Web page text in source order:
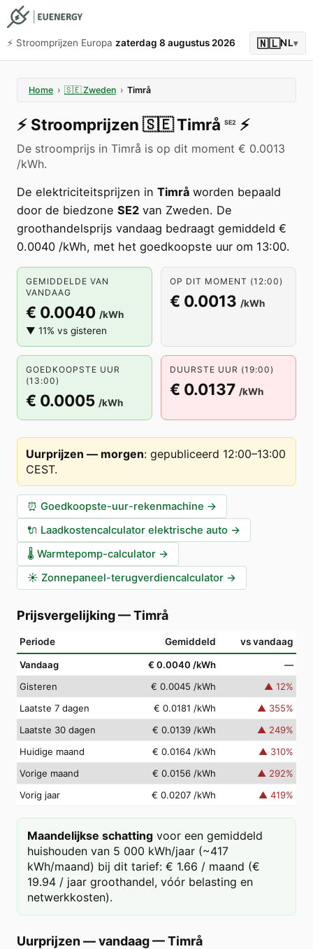
⚡️ Stroomprijzen Europa zaterdag 8 augustus 2026 🇳🇱NL▾
Home › 🇸🇪 Zweden › Timrå
⚡️ Stroomprijzen 🇸🇪Timrå SE2 ⚡️
De stroomprijs in Timrå is op dit moment € 0.0013
/kWh.
De elektriciteitsprijzen in Timrå worden bepaald
door de biedzone SE2 van Zweden. De
groothandelsprijs vandaag bedraagt gemiddeld €
0.0040 /kWh, met het goedkoopste uur om 13:00.
GEMIDDELDE VAN
VANDAAG
€ 0.0040 /kWh
▼ 11% vs gisteren
OP DIT MOMENT (12:00)
€ 0.0013 /kWh
GOEDKOOPSTE UUR
(13:00)
€ 0.0005 /kWh
DUURSTE UUR (19:00)
€ 0.0137 /kWh
Uurprijzen — morgen: gepubliceerd 12:00–13:00
CEST.
⏰ Goedkoopste-uur-rekenmachine →
🔌 Laadkostencalculator elektrische auto →
🌡️ Warmtepomp-calculator →
☀️ Zonnepaneel-terugverdiencalculator →
Prijsvergelijking—Timrå
Periode Gemiddeld vs vandaag
Vandaag € 0.0040 /kWh
—
Gisteren
€ 0.0045 /kWh ▲ 12%
Laatste 7 dagen
€ 0.0181 /kWh ▲ 355%
Laatste 30 dagen
€ 0.0139 /kWh ▲ 249%
Huidige maand
€ 0.0164 /kWh ▲ 310%
Vorige maand
€ 0.0156 /kWh ▲ 292%
Vorig jaar
€ 0.0207 /kWh ▲ 419%
Maandelijkse schatting voor een gemiddeld
huishouden van 5 000 kWh/jaar (~417
kWh/maand) bij dit tarief: € 1.66 / maand (€
19.94 / jaar groothandel, vóór belasting en
netwerkkosten).
Uurprijzen — vandaag—Timrå